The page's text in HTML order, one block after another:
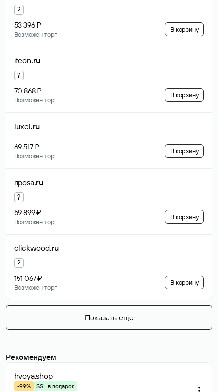
?
53 396 ₽
Возможен торг
В корзину
ifcon.ru
?
70 868 ₽
Возможен торг
В корзину
luxel.ru
69 517 ₽
Возможен торг
В корзину
riposa.ru
?
59 899 ₽
Возможен торг
В корзину
clickwood.ru
?
151 067 ₽
Возможен торг
В корзину
Показать еще
Рекомендуем
hvoya.shop
-99%
SSL в подарок